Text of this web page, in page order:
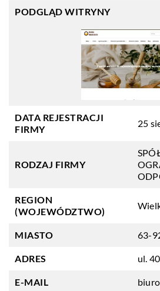
PODGLĄD WITRYNY
DATA REJESTRACJI
FIRMY
25
RODZAJ FIRMY
REGION
(WOJEWÓDZTWO)
MIASTO 63-
ADRES ul.
E-MAIL